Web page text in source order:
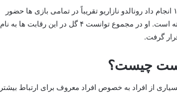
در مجموعه مسابقات که تیم ملی برزیل در جام جهانی ۱۹۹۸ انجام داد رونالدو نازاریو تقریباً در تمامی بازی ها حضور
داشت و تاثیر زیادی در هر کدام از پیروزی های این تیم داشته است. او در مجموع توانست ۴ گل در این رقابت ها به نام
گرفت.
چیست؟
از افراد به خصوص افراد معروف برای ارتباط بیشتر